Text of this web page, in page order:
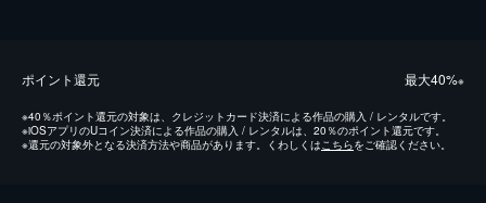
ポイント還元 最⼤40%※
※40％ポイント還元の対象は、クレジットカード決済による作品の購入 / レンタルです。
※iOSアプリのUコイン決済による作品の購入 / レンタルは、20％のポイント還元です。
※還元の対象外となる決済方法や商品があります。くわしくはこちらをご確認ください。